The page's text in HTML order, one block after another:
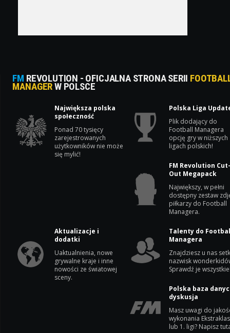
FM REVOLUTION - OFICJALNA STRONA SERII
MANAGERW POLSCE
Największa polska
społeczność
Ponad 70 tysięcy
zarejestrowanych
użytkowników nie może
się mylić!
Polska Liga
Plik dodający do
Football Managera
opcję gry w niższych
ligach polskich!
FM Revolution
Out Megapack
Największy, w pełni
dostępny zestaw
piłkarzy do Football
Managera.
Aktualizacje i
dodatki
Uaktualnienia, nowe
grywalne kraje i inne
nowości ze światowej
sceny.
Talenty do
Managera
Znajdziesz u nas
nazwisk
Sprawdź je
Polska baza
dyskusja
Masz uwagi do
wykonania
lub 1. ligi? Napisz